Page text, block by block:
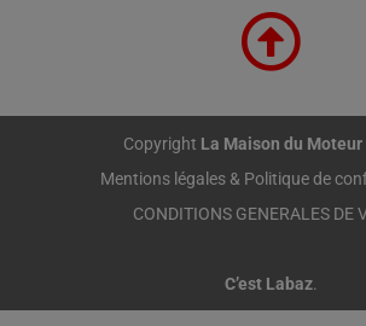
Copyright La Maison du Moteur
Mentions légales & Politique de
CONDITIONS GENERALES DE
C’est Labaz.